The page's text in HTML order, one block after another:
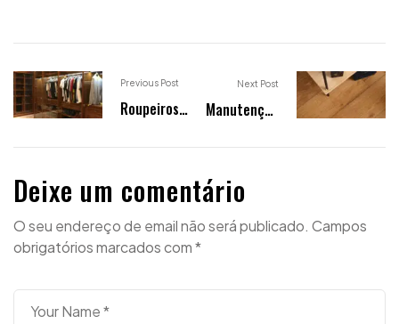
Previous Post
Roupeiros
Vale Mesmo a
Next Post
Manutenção
Dicas
Conservar o
Brilho e a
Deixe um comentário
O seu endereço de email não será publicado. Campos
obrigatórios marcados com*